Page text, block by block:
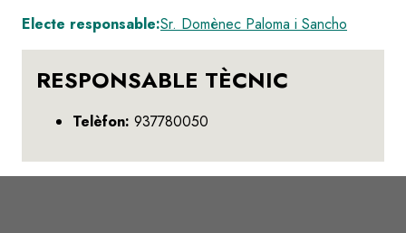
Electe responsable:Sr. Domènec Paloma i Sancho
RESPONSABLE TÈCNIC
Telèfon: 937780050